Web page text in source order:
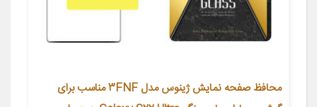
محافظ صفحه نمایش ژینوس مدل 3FNF مناسب برای